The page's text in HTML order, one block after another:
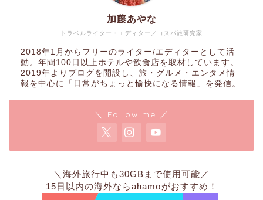
トラベルライター・エディター／コスパ旅研究家
加藤あやな
2018年1月からフリーのライター/エディターとして活
動。年間100日以上ホテルや飲食店を取材しています。
2019年よりブログを開設し、旅・グルメ・エンタメ情
報を中心に「日常がちょっと愉快になる情報」を発信。
＼ Follow me ／
＼海外旅行中も30GBまで使用可能／
15日以内の海外ならahamoがおすすめ！